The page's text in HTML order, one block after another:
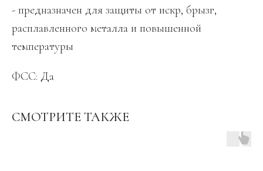
- предназначен для защиты от искр, брызг,
расплавленного металла и повышенной
температуры
ФСС: Да
СМОТРИТЕ ТАКЖЕ